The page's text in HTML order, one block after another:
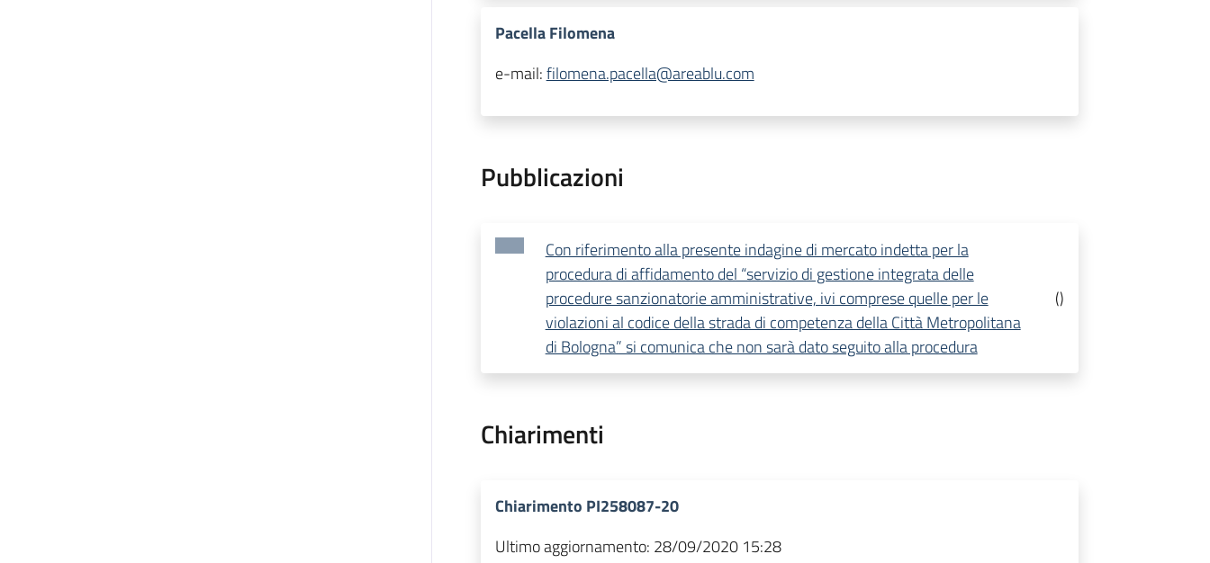
Pacella Filomena
e-mail:filomena.pacella@areablu.com
Pubblicazioni
Con riferimento alla presente indagine di mercato indetta per la
procedura di affidamento del “servizio di gestione integrata delle
procedure sanzionatorie amministrative, ivi comprese quelle per le
violazioni al codice della strada di competenza della Città Metropolitana
di Bologna” si comunica che non sarà dato seguito alla procedura
()
Chiarimenti
Chiarimento PI258087-20
Ultimo aggiornamento: 28/09/2020 15:28